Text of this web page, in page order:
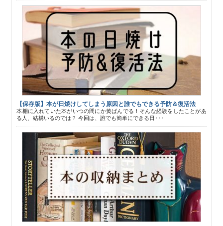
【保存版】本が日焼けしてしまう原因と誰でもできる予防＆復活法
本棚に入れていた本がいつの間にか黄ばんでる！そんな経験をしたことがあ
る人、結構いるのでは？ 今回は、誰でも簡単にできる日･･･